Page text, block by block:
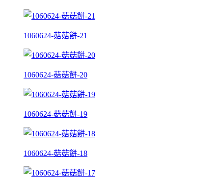
1060624-菇菇餅-21
1060624-菇菇餅-20
1060624-菇菇餅-19
1060624-菇菇餅-18